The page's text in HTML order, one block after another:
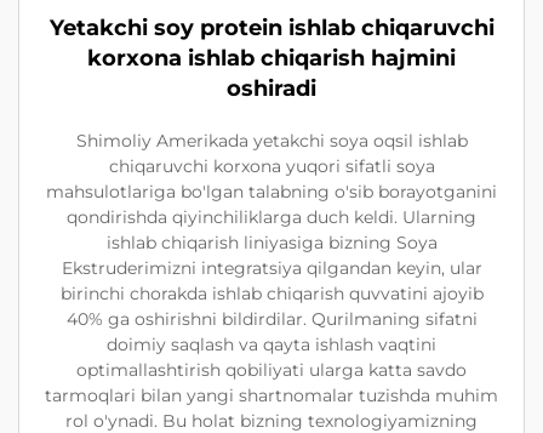
Yetakchi soy protein ishlab chiqaruvchi
korxona ishlab chiqarish hajmini
oshiradi
Shimoliy Amerikada yetakchi soya oqsil ishlab
chiqaruvchi korxona yuqori sifatli soya
mahsulotlariga bo'lgan talabning o'sib borayotganini
qondirishda qiyinchiliklarga duch keldi. Ularning
ishlab chiqarish liniyasiga bizning Soya
Ekstruderimizni integratsiya qilgandan keyin, ular
birinchi chorakda ishlab chiqarish quvvatini ajoyib
40% ga oshirishni bildirdilar. Qurilmaning sifatni
doimiy saqlash va qayta ishlash vaqtini
optimallashtirish qobiliyati ularga katta savdo
tarmoqlari bilan yangi shartnomalar tuzishda muhim
rol o'ynadi. Bu holat bizning texnologiyamizning